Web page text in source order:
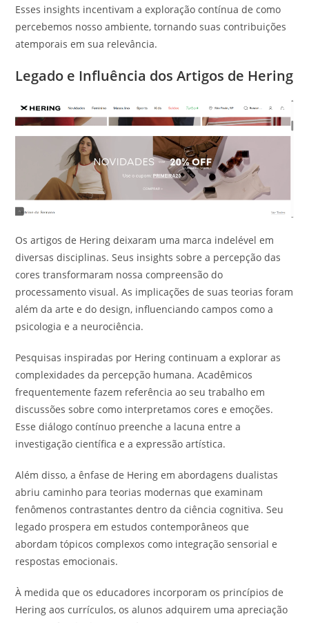
Esses insights incentivam a exploração contínua de como
percebemos nosso ambiente, tornando suas contribuições
atemporais em sua relevância.
Legado e Influência dos Artigos de Hering
Os artigos de Hering deixaram uma marca indelével em
diversas disciplinas. Seus insights sobre a percepção das
cores transformaram nossa compreensão do
processamento visual. As implicações de suas teorias foram
além da arte e do design, influenciando campos como a
psicologia e a neurociência.
Pesquisas inspiradas por Hering continuam a explorar as
complexidades da percepção humana. Acadêmicos
frequentemente fazem referência ao seu trabalho em
discussões sobre como interpretamos cores e emoções.
Esse diálogo contínuo preenche a lacuna entre a
investigação científica e a expressão artística.
Além disso, a ênfase de Hering em abordagens dualistas
abriu caminho para teorias modernas que examinam
fenômenos contrastantes dentro da ciência cognitiva. Seu
legado prospera em estudos contemporâneos que
abordam tópicos complexos como integração sensorial e
respostas emocionais.
À medida que os educadores incorporam os princípios de
Hering aos currículos, os alunos adquirem uma apreciação